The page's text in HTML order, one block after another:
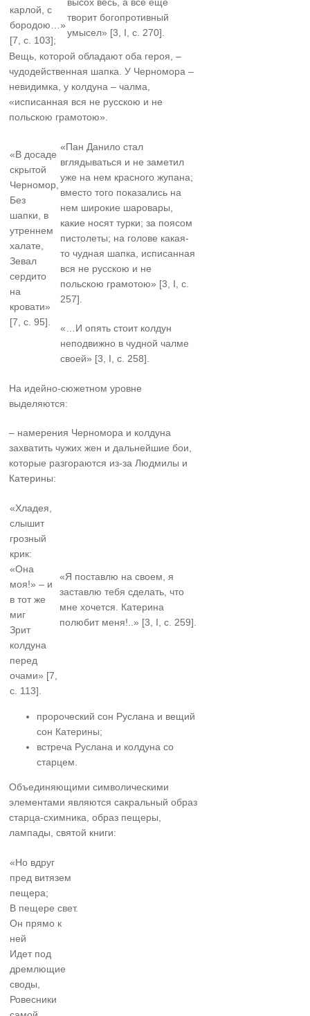
карлой, с
бородою…»
[7, с. 103];
творит богопротивный
умысел» [3, I, с. 270].
Вещь, которой обладают оба героя, –
чудодейственная шапка. У Черномора –
невидимка, у колдуна – чалма,
«исписанная вся не русскою и не
польскою грамотою».
«В досаде
скрытой
Черномор,
Без
шапки, в
утреннем
халате,
Зевал
сердито
на
кровати»
[7, с. 95].
«Пан Данило стал
вглядываться и не заметил
уже на нем красного жупана;
вместо того показались на
нем широкие шаровары,
какие носят турки; за поясом
пистолеты; на голове какая-
то чудная шапка, исписанная
вся не русскою и не
польскою грамотою» [3, I, с.
257].
«…И опять стоит колдун
неподвижно в чудной чалме
своей» [3, I, с. 258].
На идейно-сюжетном уровне
выделяются:
– намерения Черномора и колдуна
захватить чужих жен и дальнейшие бои,
которые разгораются из-за Людмилы и
Катерины:
«Хладея,
слышит
грозный
крик:
«Она
моя!» – и
в тот же
миг
Зрит
колдуна
перед
очами» [7,
с. 113].
«Я поставлю на своем, я
заставлю тебя сделать, что
мне хочется. Катерина
полюбит меня!..» [3, I, с. 259].
пророческий сон Руслана и вещий
сон Катерины;
встреча Руслана и колдуна со
старцем.
Объединяющими символическими
элементами являются сакральный образ
старца-схимника, образ пещеры,
лампады, святой книги:
«Но вдруг
пред витязем
пещера;
В пещере свет.
Он прямо к
ней
Идет под
дремлющие
своды,
Ровесники